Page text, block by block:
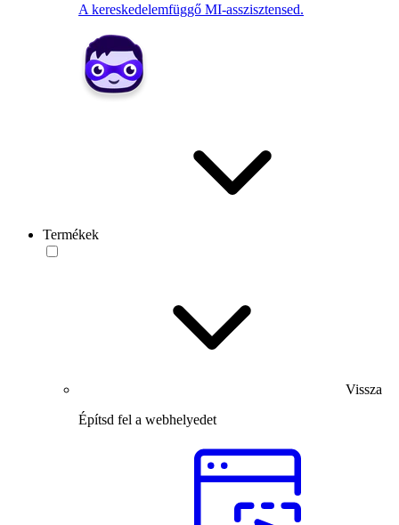
A kereskedelemfüggő MI-asszisztensed.
Termékek
Vissza
Építsd fel a webhelyedet